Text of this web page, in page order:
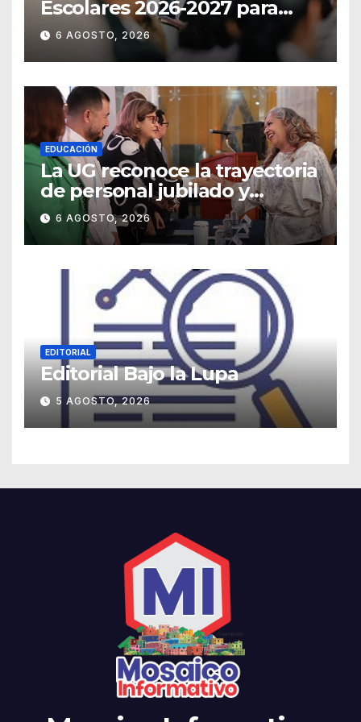
Escolares 2026-2027 para
Guanajuato
6 AGOSTO, 2026
EDUCACIÓN
La UG reconoce la trayectoria
de personal jubilado y
agradece su legado
6 AGOSTO, 2026
EDITORIAL
Editorial Bajo la Lupa
5 AGOSTO, 2026